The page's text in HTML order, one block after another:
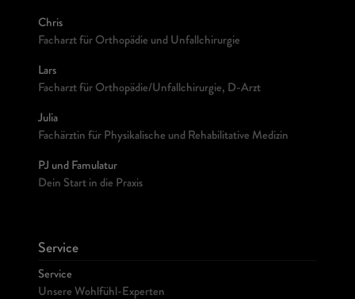
Chris
Facharzt für Orthopädie und Unfallchirurgie
Lars
Facharzt für Orthopädie/Unfallchirurgie, D-Arzt
Julia
Fachärztin für Physikalische und Rehabilitative Medizin
PJ und Famulatur
Dein Start in die Praxis
Service
Service
Unsere Wohlfühl-Experten